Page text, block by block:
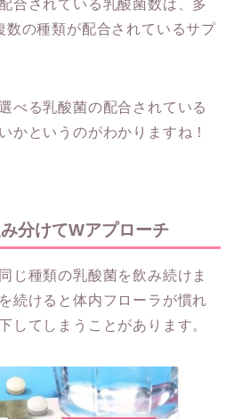
合されている乳酸菌数は、多
数の種類が配合されているサプ
べる乳酸菌の配合されている
かというのがわかりますね！
分けてWアプローチ
じ種類の乳酸菌を飲み続けま
続けると体内フローラが慣れ
してしまうことがあります。